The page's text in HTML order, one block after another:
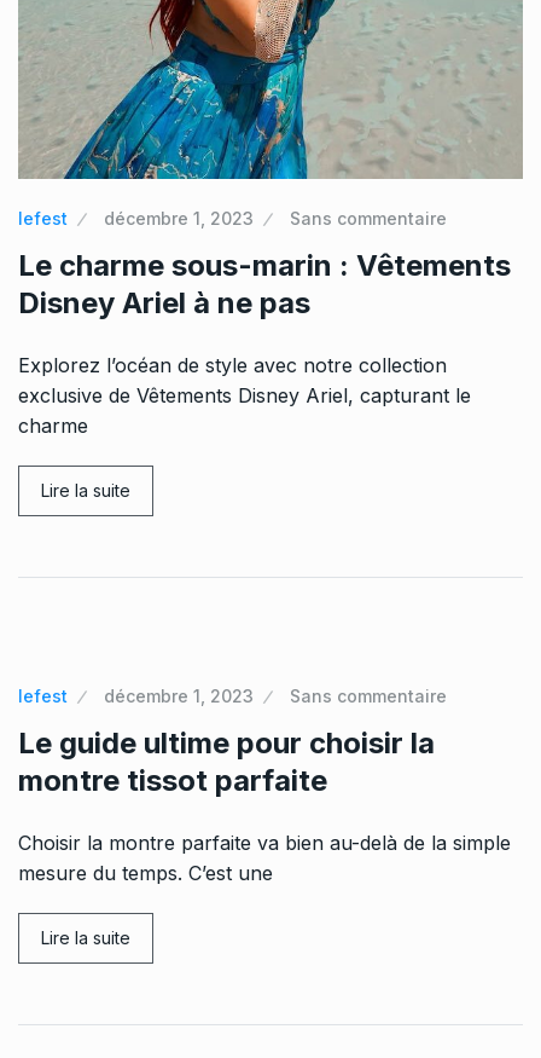
lefest décembre 1, 2023 Sans commentaire
Le charme sous-marin : Vêtements
Disney Ariel à ne pas
Explorez l’océan de style avec notre collection
exclusive de Vêtements Disney Ariel, capturant le
charme
Lire la suite
lefest décembre 1, 2023 Sans commentaire
Le guide ultime pour choisir la
montre tissot parfaite
Choisir la montre parfaite va bien au-delà de la simple
mesure du temps. C’est une
Lire la suite